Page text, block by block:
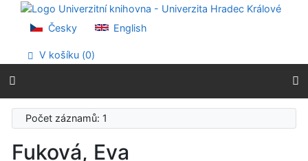
Přejít na obsah
Přejít na menu
Prohlášení o webové přístupnosti
Česky English
V košíku (0)
Počet záznamů: 1
Fuková, Eva